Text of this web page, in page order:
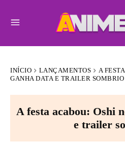
INÍCIO LANÇAMENTOS
A
GANHA DATA E TRAILER SOMBRIO
A festa acabou: Oshi
e trailer